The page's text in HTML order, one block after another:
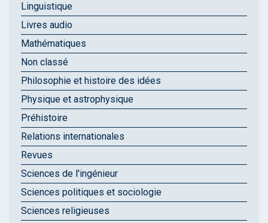
Linguistique
Livres audio
Mathématiques
Non classé
Philosophie et histoire des idées
Physique et astrophysique
Préhistoire
Relations internationales
Revues
Sciences de l'ingénieur
Sciences politiques et sociologie
Sciences religieuses